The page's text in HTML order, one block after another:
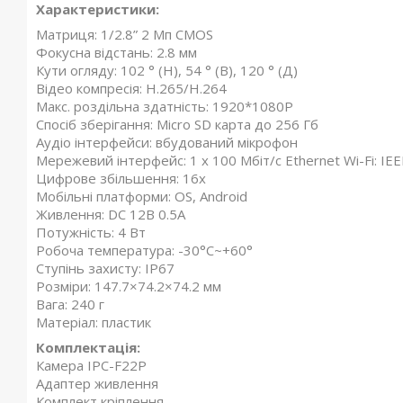
Характеристики:
Матриця: 1/2.8” 2 Мп CMOS
Фокусна відстань: 2.8 мм
Кути огляду: 102 ° (Н), 54 ° (В), 120 ° (Д)
Відео компресія: H.265/H.264
Макс. роздільна здатність: 1920*1080P
Спосіб зберігання: Micro SD карта до 256 Гб
Аудіо інтерфейси: вбудований мікрофон
Мережевий інтерфейс: 1 x 100 Мбіт/с Ethernet Wi-Fi:
Цифрове збільшення: 16x
Мобільні платформи: OS, Android
Живлення: DC 12В 0.5A
Потужність: 4 Вт
Робоча температура: -30°C~+60°
Ступінь захисту: IP67
Розміри: 147.7×74.2×74.2 мм
Вага: 240 г
Матеріал: пластик
Комплектація:
Камера IPC-F22P
Адаптер живлення